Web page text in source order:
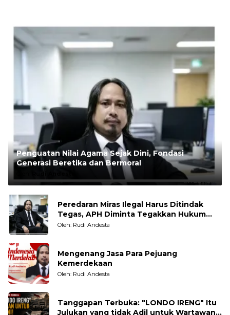
Penguatan Nilai Agama Sejak Dini, Fondasi
Generasi Beretika dan Bermoral
Rudi Andesta
Peredaran Miras Ilegal Harus Ditindak
Tegas, APH Diminta Tegakkan Hukum
Tanpa Pandang Bulu
Oleh: Rudi Andesta
Mengenang Jasa Para Pejuang
Kemerdekaan
Oleh: Rudi Andesta
Tanggapan Terbuka: "LONDO IRENG" Itu
Julukan yang tidak Adil untuk Wartawan,